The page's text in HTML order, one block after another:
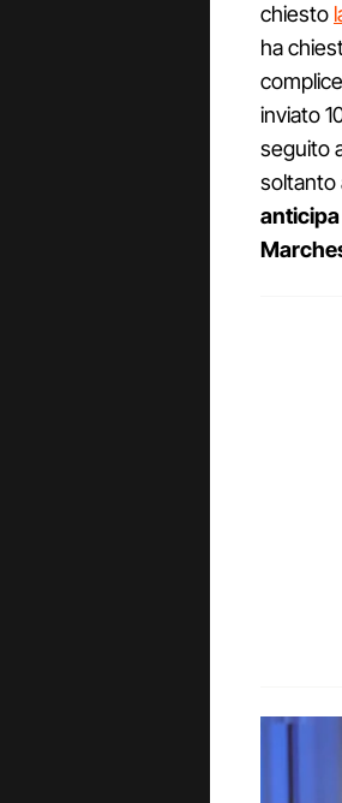
chiesto
ha
inviato
seguito
soltanto